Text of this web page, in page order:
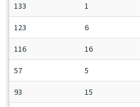
133 1
123 6
116 16
57 5
93 15